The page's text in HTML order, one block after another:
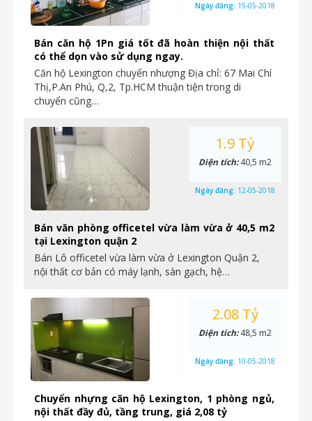
Bán căn hộ 1Pn giá tốt đã hoàn thiện nội thất
có thể dọn vào sử dụng ngay.
Căn hộ Lexington chuyển nhượng Địa chỉ: 67 Mai Chí
Thị,P.An Phú, Q,2, Tp.HCM thuận tiện trong di
chuyển cũng…
Ngày đăng: 15-05-2018
Bán văn phòng officetel vừa làm vừa ở 40,5 m2
tại Lexington quận 2
Bán Lô officetel vừa làm vừa ở Lexington Quận 2,
nội thất cơ bản có máy lạnh, sàn gạch, hệ…
1.9 Tỷ
Diện tích:40,5 m2
Ngày đăng: 12-05-2018
Chuyển nhựng căn hộ Lexington, 1 phòng ngủ,
nội thất đầy đủ, tầng trung, giá 2,08 tỷ
2.08 Tỷ
Diện tích:48,5 m2
Ngày đăng: 10-05-2018